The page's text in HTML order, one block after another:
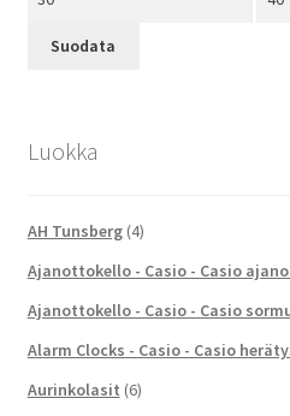
Suodata
Luokka
AH Tunsberg (4)
Ajanottokello - Casio - Casio
Ajanottokello - Casio - Casio
Alarm Clocks - Casio - Casio
Aurinkolasit (6)